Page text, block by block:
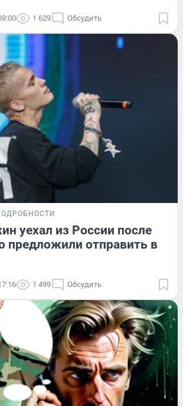
1 629 Обсудить
уехал из России после
предложили отправить в
1 499 Обсудить